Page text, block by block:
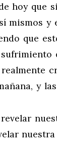
hoy que
mismos
que
y